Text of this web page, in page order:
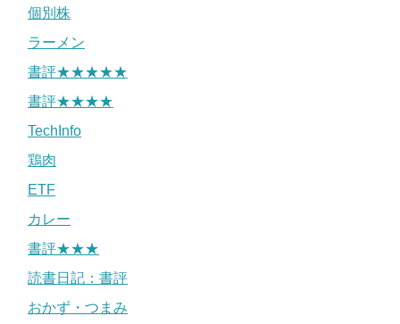
個別株
ラーメン
書評★★★★★
書評★★★★
TechInfo
鶏肉
ETF
カレー
書評★★★
読書日記：書評
おかず・つまみ